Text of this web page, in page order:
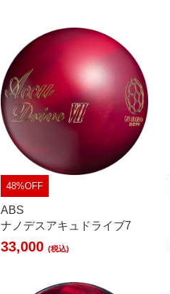
48%OFF
ABS
ナノデスアキュドライブ7
33,000 (税込)